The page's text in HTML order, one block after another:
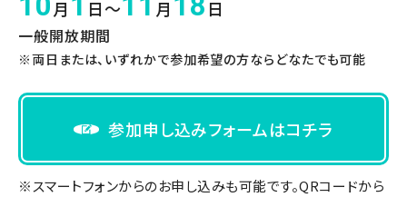
月 日～ 月 日
一般開放期間
※両日または、いずれかで参加希望の方ならどなたでも可能
参加申し込みフォームはコチラ
※スマートフォンからのお申し込みも可能です。QRコードから